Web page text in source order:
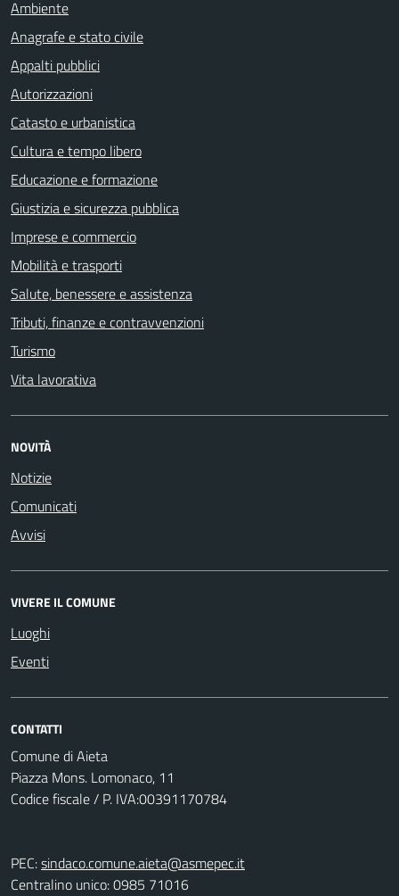
Ambiente
Anagrafe e stato civile
Appalti pubblici
Autorizzazioni
Catasto e urbanistica
Cultura e tempo libero
Educazione e formazione
Giustizia e sicurezza pubblica
Imprese e commercio
Mobilità e trasporti
Salute, benessere e assistenza
Tributi, finanze e contravvenzioni
Turismo
Vita lavorativa
NOVITÀ
Notizie
Comunicati
Avvisi
VIVERE IL COMUNE
Luoghi
Eventi
CONTATTI
Comune di Aieta
Piazza Mons. Lomonaco, 11
Codice fiscale / P. IVA:00391170784
PEC:sindaco.comune.aieta@asmepec.it
Centralino unico: 0985 71016